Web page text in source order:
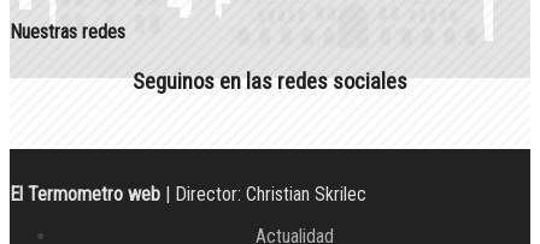
Nuestras redes
Seguinos en las redes sociales
El Termometro web | Director: Christian Skrilec
Actualidad